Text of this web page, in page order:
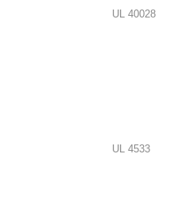
UL 40028
UL 4533